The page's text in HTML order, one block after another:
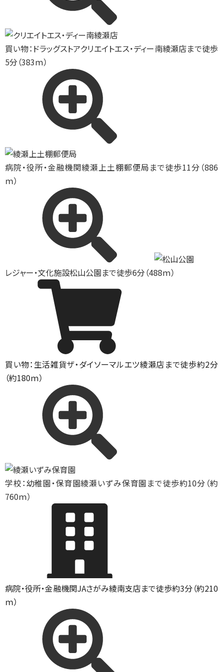
買い物：ドラッグストアクリエイトエス・ディー南綾瀬店まで徒歩
5分（383ｍ）
病院・役所・金融機関綾瀬上土棚郵便局まで徒歩11分（886
ｍ）
レジャー・文化施設松山公園まで徒歩6分（488ｍ）
買い物：生活雑貨ザ・ダイソーマルエツ綾瀬店まで徒歩約2分
（約180ｍ）
学校：幼稚園・保育園綾瀬いずみ保育園まで徒歩約10分（約
760ｍ）
病院・役所・金融機関JAさがみ綾南支店まで徒歩約3分（約210
ｍ）